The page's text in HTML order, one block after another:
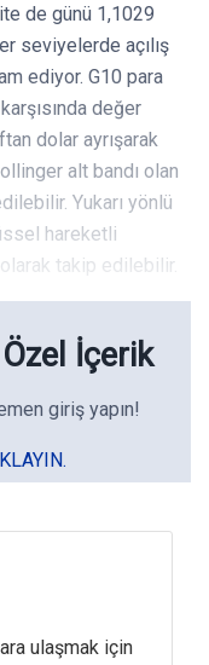
de günü 1,1029
seviyelerde açılış
ediyor. G10 para
değer
dolar ayrışarak
alt bandı olan
Yukarı yönlü
hareketli
takip edilebilir.
İçerik
giriş yapın!
ulaşmak için